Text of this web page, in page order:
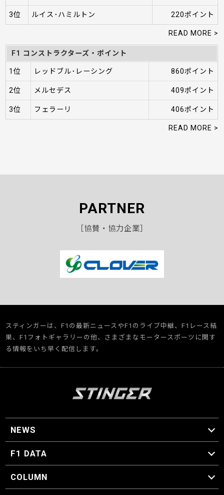
3位 ルイス･ハミルトン 220ポイント
READ MORE >
F1 コンストラクターズ・ポイント
1位 レッドブル･レーシング 860ポイント
2位 メルセデス 409ポイント
3位 フェラーリ 406ポイント
READ MORE >
PARTNER
［協賛・協力企業］
スティンガーは、F1の最新ニュースやF1のライブ中継、F1レース結
果、F1フォトギャラリーの他、さまざまなモータースポーツに関す
る情報をいち早く配信します。
NEWS
F1 ニュース
F1 DATA
F1 日程
F1 データ
COLUMN